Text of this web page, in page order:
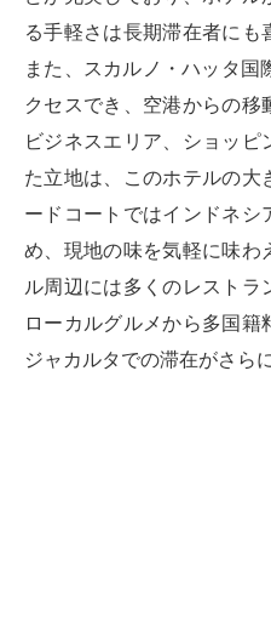
る手軽さは長期滞在者にも
また、スカルノ・ハッタ国
クセスでき、空港からの
ビジネスエリア、ショッピ
た立地は、このホテルの大
ードコートではインドネシ
め、現地の味を気軽に味わ
ル周辺には多くのレストラ
ローカルグルメから多国籍
ジャカルタでの滞在がさら